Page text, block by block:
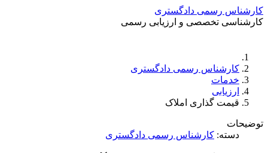
کارشناس رسمی دادگستری
کارشناسی تخصصی و ارزیابی رسمی
کارشناس رسمی دادگستری
خدمات
ارزیابی
قیمت گذاری املاک
توضیحات
دسته: کارشناس رسمی دادگستری